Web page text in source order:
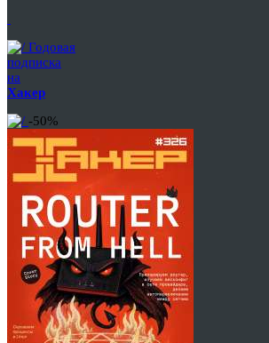
Годовая
подписка
на
Хакер
-50%